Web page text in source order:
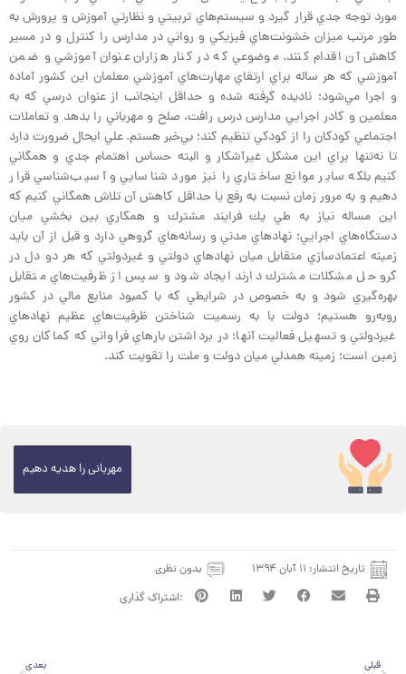
مورد توجه جدي قرار گيرد و سيستم‌هاي تربيتي و نظارتي آموزش و پرورش به
طور مرتب ميزان خشونت‌هاي فيزيكي و رواني در مدارس را كنترل و در مسير
كاهش آن اقدام كنند. موضوعي كه در كنار هزاران عنوان آموزشي و ضمن
آموزشي كه هر ساله براي ارتقاي مهارت‌هاي آموزشي معلمان اين كشور آماده
و اجرا مي‌شود؛ ناديده گرفته شده و حداقل اينجانب از عنوان درسي كه به
معلمين و كادر اجرايي مدارس درس رافت، صلح و مهرباني را بدهد و تعاملات
اجتماعي كودكان را از كودكي تنظيم كند؛ بي‌خبر هستم. علي ايحال ضرورت دارد
تا نه‌تنها براي اين مشكل غيرآشكار و البته حساس اهتمام جدي و همگاني
كنيم بلكه ساير موانع ساختاري را نيز مورد شناسايي و آسيب‌شناسي قرار
دهيم و به مرور زمان نسبت به رفع يا حداقل كاهش آن تلاش همگاني كنيم كه
اين مساله نياز به طي يك فرايند مشترك و همكاري بين بخشي ميان
دستگاه‌هاي اجرايي؛ نهادهاي مدني و رسانه‌هاي گروهي دارد و قبل از آن بايد
زمينه اعتماد‌سازي متقابل ميان نهادهاي دولتي و غيردولتي كه هر دو دل در
گرو حل مشكلات مشترك دارند ايجاد شود و سپس از ظرفيت‌هاي متقابل
بهره‌گيري شود و به خصوص در شرايطي كه با كمبود منابع مالي در كشور
روبه‌رو هستيم؛ دولت با به رسميت شناختن ظرفيت‌هاي عظيم نهادهاي
غيردولتي و تسهيل فعاليت آنها؛ در برداشتن بارهاي فراواني كه كماكان روي
زمين است؛ زمينه همدلي ميان دولت و ملت را تقويت كند.
مهربانی را هدیه دهیم
تاریخ انتشار: ۱۱ آبان ۱۳۹۴ بدون نظری
قبلی
قبلی بعدی